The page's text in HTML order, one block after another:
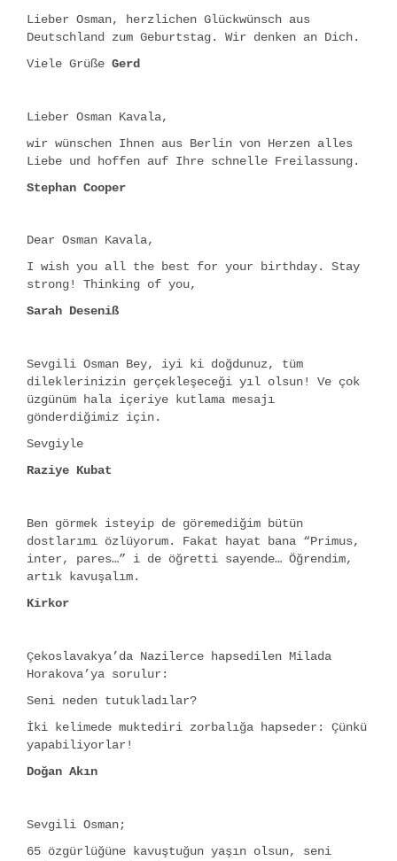
Lieber Osman, herzlichen Glückwünsch aus
Deutschland zum Geburtstag. Wir denken an Dich.
Viele Grüße Gerd
Lieber Osman Kavala,
wir wünschen Ihnen aus Berlin von Herzen alles
Liebe und hoffen auf Ihre schnelle Freilassung.
Stephan Cooper
Dear Osman Kavala,
I wish you all the best for your birthday. Stay
strong! Thinking of you,
Sarah Deseniß
Sevgili Osman Bey, iyi ki doğdunuz, tüm
dileklerinizin gerçekleşeceği yıl olsun! Ve çok
üzgünüm hala içeriye kutlama mesajı
gönderdiğimiz için.
Sevgiyle
Raziye Kubat
Ben görmek isteyip de göremediğim bütün
dostlarımı özlüyorum. Fakat hayat bana “Primus,
inter, pares…” i de öğretti sayende… Öğrendim,
artık kavuşalım.
Kirkor
Çekoslavakya’da Nazilerce hapsedilen Milada
Horakova’ya sorulur:
Seni neden tutukladılar?
İki kelimede muktediri zorbalığa hapseder: Çünkü
yapabiliyorlar!
Doğan Akın
Sevgili Osman;
65 özgürlüğüne kavuştuğun yaşın olsun, seni